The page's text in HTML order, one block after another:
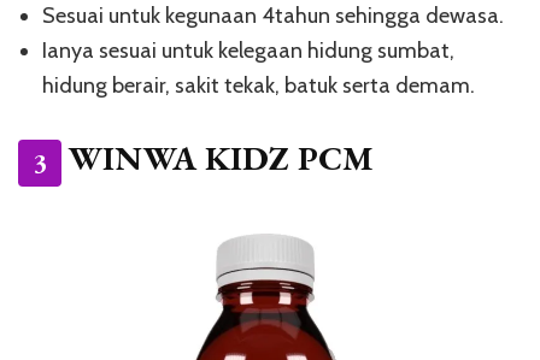
Sesuai untuk kegunaan 4tahun sehingga dewasa.
Ianya sesuai untuk kelegaan hidung sumbat,
hidung berair, sakit tekak, batuk serta demam.
3 WINWA KIDZ PCM